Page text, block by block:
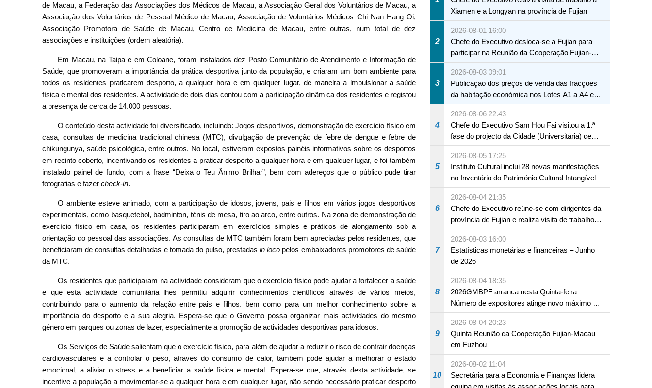
de Macau, a Federação das Associações dos Médicos de Macau, a Associação Geral dos Voluntários de Macau, a
Associação dos Voluntários de Pessoal Médico de Macau, Associação de Voluntários Médicos Chi Nan Hang Oi,
Associação Promotora de Saúde de Macau, Centro de Medicina de Macau, entre outras, num total de dez
associações e instituições (ordem aleatória).
Em Macau, na Taipa e em Coloane, foram instalados dez Posto Comunitário de Atendimento e Informação de
Saúde, que promoveram a importância da prática desportiva junto da população, e criaram um bom ambiente para
todos os residentes praticarem desporto, a qualquer hora e em qualquer lugar, de maneira a impulsionar a saúde
física e mental dos residentes. A actividade de dois dias contou com a participação dinâmica dos residentes e registou
a presença de cerca de 14.000 pessoas.
O conteúdo desta actividade foi diversificado, incluindo: Jogos desportivos, demonstração de exercício físico em
casa, consultas de medicina tradicional chinesa (MTC), divulgação de prevenção de febre de dengue e febre de
chikungunya, saúde psicológica, entre outros. No local, estiveram expostos painéis informativos sobre os desportos
em recinto coberto, incentivando os residentes a praticar desporto a qualquer hora e em qualquer lugar, e foi também
instalado painel de fundo, com a frase “Deixa o Teu Ânimo Brilhar”, bem com adereços que o público pude tirar
fotografias e fazer check-in.
O ambiente esteve animado, com a participação de idosos, jovens, pais e filhos em vários jogos desportivos
experimentais, como basquetebol, badminton, ténis de mesa, tiro ao arco, entre outros. Na zona de demonstração de
exercício físico em casa, os residentes participaram em exercícios simples e práticos de alongamento sob a
orientação do pessoal das associações. As consultas de MTC também foram bem apreciadas pelos residentes, que
beneficiaram de consultas detalhadas e tomada do pulso, prestadasin loco pelos embaixadores promotores de saúde
da MTC.
Os residentes que participaram na actividade consideram que o exercício físico pode ajudar a fortalecer a saúde
e que esta actividade comunitária lhes permitiu adquirir conhecimentos científicos através de vários meios,
contribuindo para o aumento da relação entre pais e filhos, bem como para um melhor conhecimento sobre a
importância do desporto e a sua alegria. Espera-se que o Governo possa organizar mais actividades do mesmo
género em parques ou zonas de lazer, especialmente a promoção de actividades desportivas para idosos.
Os Serviços de Saúde salientam que o exercício físico, para além de ajudar a reduzir o risco de contrair doenças
cardiovasculares e a controlar o peso, através do consumo de calor, também pode ajudar a melhorar o estado
emocional, a aliviar o stress e a beneficiar a saúde física e mental. Espera-se que, através desta actividade, se
incentive a população a movimentar-se a qualquer hora e em qualquer lugar, não sendo necessário praticar desporto
Xiamen e a Longyan na província de Fujian
2
2026-08-01 16:00
Chefe do Executivo desloca-se a Fujian para
participar na Reunião da Cooperação Fujian-
Macau
3
2026-08-03 09:01
Publicação dos preços de venda das fracções
da habitação económica nos Lotes A1 a A4 e
A12 da Zona A dos Novos Aterros
4
2026-08-06 22:43
Chefe do Executivo Sam Hou Fai visitou a 1.ª
fase do projecto da Cidade (Universitária) de
Educação Internacional de Macau e Hengqin
5
2026-08-05 17:25
Instituto Cultural inclui 28 novas manifestações
no Inventário do Património Cultural Intangível
6
2026-08-04 21:35
Chefe do Executivo reúne-se com dirigentes da
província de Fujian e realiza visita de trabalho
em Fuzhou
7
2026-08-03 16:00
Estatísticas monetárias e financeiras – Junho
de 2026
8
2026-08-04 18:35
2026GMBPF arranca nesta Quinta-feira
Número de expositores atinge novo máximo em
18 anos
9
2026-08-04 20:23
Quinta Reunião da Cooperação Fujian-Macau
em Fuzhou
10
2026-08-02 11:04
Secretária para a Economia e Finanças lidera